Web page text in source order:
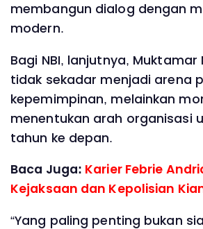
membangun dialog dengan
modern.
Bagi NBI, lanjutnya,
tidak sekadar menjadi arena
kepemimpinan, melainkan
menentukan arah organisasi
tahun ke depan.
Baca Juga: Karier Febrie
Kejaksaan dan Kepolisian
“Yang paling penting bukan